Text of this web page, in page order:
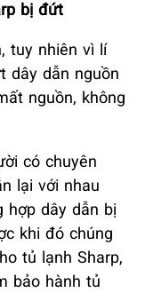
bị đứt
tuy nhiên vì lí
dây dẫn nguồn
nguồn, không
có chuyên
lại với nhau
hợp dây dẫn bị
khi đó chúng
tủ lạnh Sharp,
bảo hành tủ